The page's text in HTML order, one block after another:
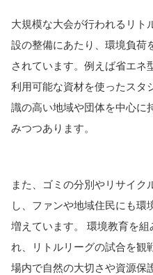
大規模な大会が行われるリト
設の整備にあたり、環境負荷
されています。例えば省エネ
利用可能な資材を使ったスタ
識の高い地域や団体を中心に
みつつあります。
また、ゴミの分別やリサイク
し、ファンや地域住民にも環
増えています。 環境教育を
れ、リトルリーグの試合を観
場内で自然の大切さや資源保